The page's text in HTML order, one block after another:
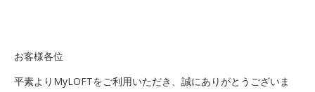
お客様各位
平素よりMyLOFTをご利用いただき、誠にありがとうございま